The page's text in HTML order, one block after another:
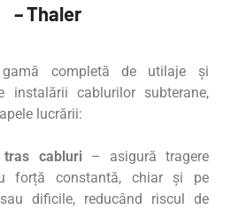
– Thaler
completă de utilaje și
instalării cablurilor subterane,
lucrării:
cabluri– asigură tragere
forță constantă, chiar și pe
dificile, reducând riscul de